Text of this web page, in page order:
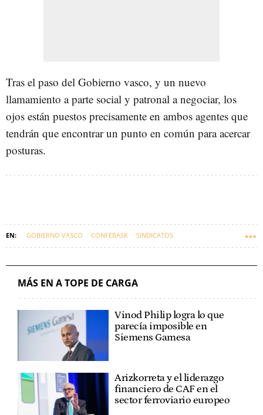
Tras el paso del Gobierno vasco, y un nuevo
llamamiento a parte social y patronal a negociar, los
ojos están puestos precisamente en ambos agentes que
tendrán que encontrar un punto en común para acercar
posturas.
GOBIERNO VASCO CONFEBASK SINDICATOS
MÁS EN A TOPE DE CARGA
Vinod Philip logra lo que
parecía imposible en
Siemens Gamesa
Arizkorreta y el liderazgo
financiero de CAF en el
sector ferroviario europeo